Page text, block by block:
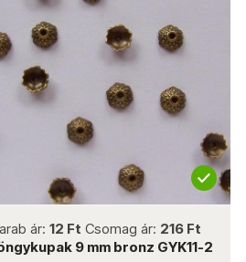
ár:12 Ft Csomag ár:216 Ft
9 mm bronz GYK11-2